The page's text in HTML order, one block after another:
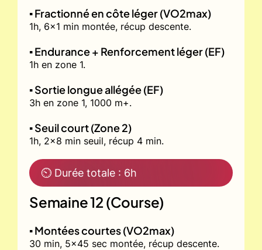
▪️ Fractionné en côte léger (VO2max)
1h, 6x1 min montée, récup descente.
▪️ Endurance + Renforcement léger (EF)
1h en zone 1.
▪️ Sortie longue allégée (EF)
3h en zone 1, 1000 m+.
▪️ Seuil court (Zone 2)
1h, 2x8 min seuil, récup 4 min.
⏲ Durée totale : 6h
Semaine 12 (Course)
▪️ Montées courtes (VO2max)
30 min, 5x45 sec montée, récup descente.